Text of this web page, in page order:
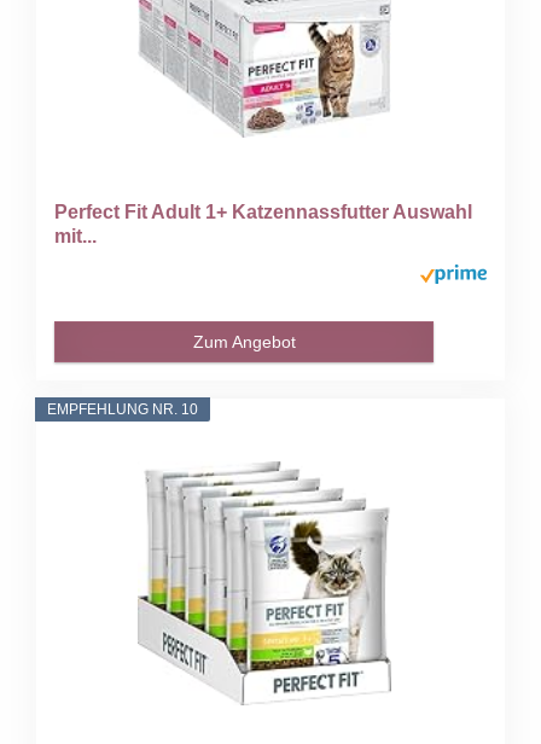
Perfect Fit Adult 1+ Katzennassfutter Auswahl
mit...
Zum Angebot
EMPFEHLUNG NR. 10